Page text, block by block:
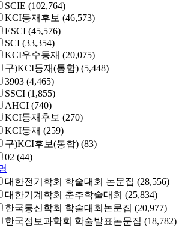
SCIE (102,764)
KCI등재후보 (46,573)
ESCI (45,576)
SCI (33,354)
KCI우수등재 (20,075)
구)KCI등재(통합) (5,448)
3903 (4,465)
SSCI (1,855)
AHCI (740)
KCI등재후보 (270)
KCI등재 (259)
구)KCI후보(통합) (83)
02 (44)
대한전기학회 학술대회 논문집 (28,556)
대한기계학회 춘추학술대회 (25,834)
한국통신학회 학술대회논문집 (20,977)
한국정보과학회 학술발표논문집 (18,782)